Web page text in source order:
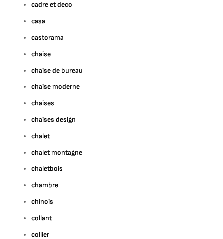
cadre et deco
casa
castorama
chaise
chaise de bureau
chaise moderne
chaises
chaises design
chalet
chalet montagne
chaletbois
chambre
chinois
collant
collier